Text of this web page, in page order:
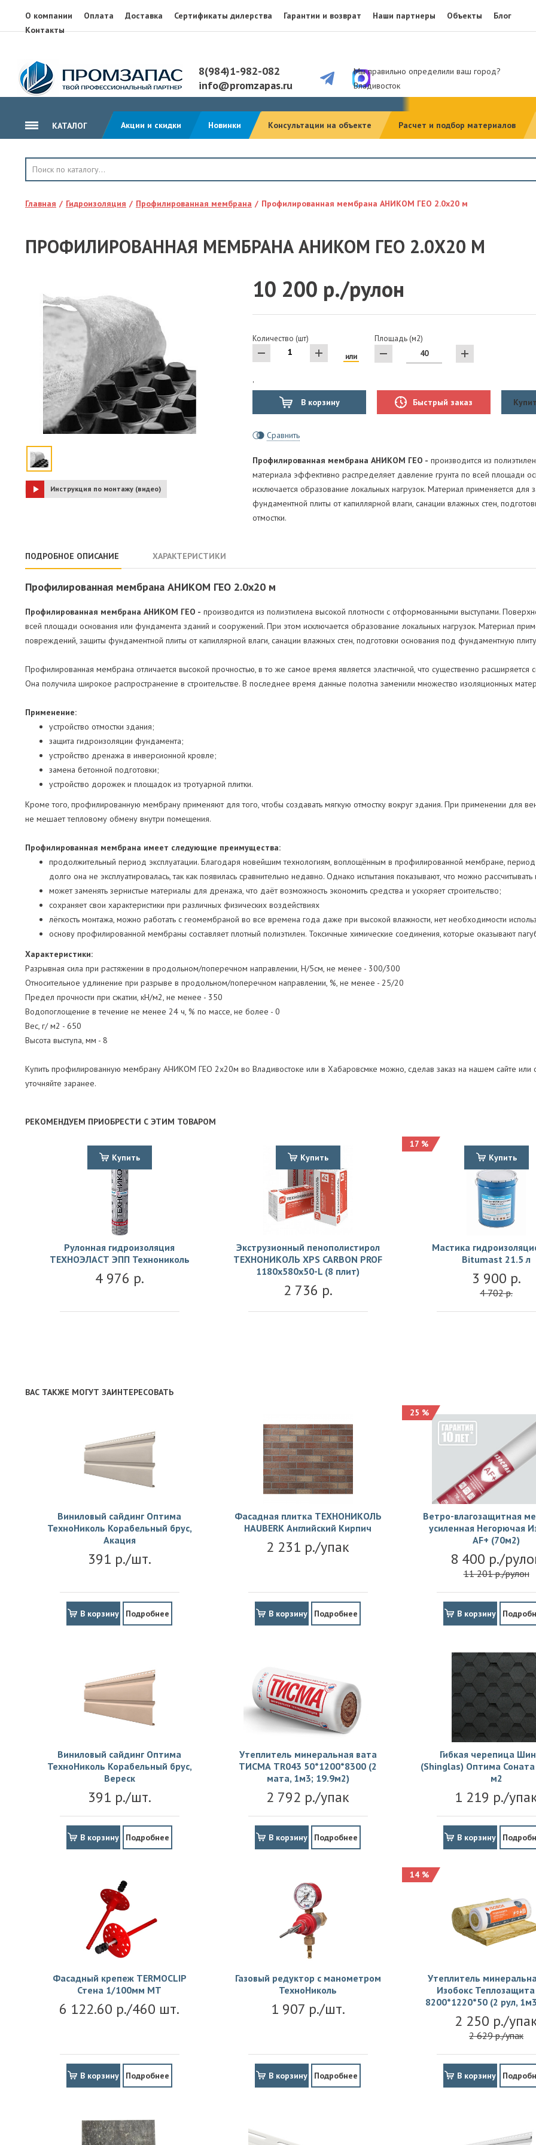
О компании Оплата Доставка Сертификаты дилерства Гарантии и возврат Наши партнеры Объекты
Блог
Контакты
8(984)1-982-082
info@promzapas.ru
Мы правильно определили ваш город?
Владивосток
КАТАЛОГ Акции и скидки Новинки Консультации на объекте Расчет и подбор материалов
ГИДРОИЗОЛЯЦИЯ
ТЕПЛОИЗОЛЯЦИЯ
КЛЕЙ, ПЕНА, ГЕРМЕТИКИ
ОГНЕЗАЩИТА, МАТЫ
СТРОИТЕЛЬНАЯ ХИМИЯ
КРЕПЕЖИ
ГИДРОШПОНКИ
Главная Гидроизоляция Профилированная мембрана Профилированная мембрана АНИКОМ ГЕО 2.0х20 м
ПРОФИЛИРОВАННАЯ МЕМБРАНА АНИКОМ ГЕО 2.0Х20 М
Инструкция по монтажу (видео)
10 200 р./рулон
Количество (шт)
или
Площадь (м2)
'
В корзину Быстрый заказ
Сравнить
Профилированная мембрана АНИКОМ ГЕО - производится из
материала эффективно распределяет давление грунта по всей площади
исключается образование локальных нагрузок. Материал применяется
фундаментной плиты от капиллярной влаги, санации влажных стен,
отмостки.
ПОДРОБНОЕ ОПИСАНИЕ ХАРАКТЕРИСТИКИ
Профилированная мембрана АНИКОМ ГЕО 2.0х20 м
Профилированная мембрана АНИКОМ ГЕО - производится из полиэтилена высокой плотности с отформованными выступами.
всей площади основания или фундамента зданий и сооружений. При этом исключается образование локальных нагрузок. Материал
повреждений, защиты фундаментной плиты от капиллярной влаги, санации влажных стен, подготовки основания под фундаментную
Профилированная мембрана отличается высокой прочностью, в то же самое время является эластичной, что существенно расширяется
Она получила широкое распространение в строительстве. В последнее время данные полотна заменили множество изоляционных
Применение:
устройство отмостки здания;
защита гидроизоляции фундамента;
устройство дренажа в инверсионной кровле;
замена бетонной подготовки;
устройство дорожек и площадок из тротуарной плитки.
Кроме того, профилированную мембрану применяют для того, чтобы создавать мягкую отмостку вокруг здания. При применении для
не мешает тепловому обмену внутри помещения.
Профилированная мембрана имеет следующие преимущества:
продолжительный период эксплуатации. Благодаря новейшим технологиям, воплощённым в профилированной мембране, период
долго она не эксплуатировалась, так как появилась сравнительно недавно. Однако испытания показывают, что можно рассчитывать
может заменять зернистые материалы для дренажа, что даёт возможность экономить средства и ускоряет строительство;
сохраняет свои характеристики при различных физических воздействиях
лёгкость монтажа, можно работать с геомембраной во все времена года даже при высокой влажности, нет необходимости
основу профилированной мембраны составляет плотный полиэтилен. Токсичные химические соединения, которые оказывают
Характеристики:
Разрывная сила при растяжении в продольном/поперечном направлении, Н/5см, не менее - 300/300
Относительное удлинение при разрыве в продольном/поперечном направлении, %, не менее - 25/20
Предел прочности при сжатии, кН/м2, не менее - 350
Водопоглощение в течение не менее 24 ч, % по массе, не более - 0
Вес, г/ м2 - 650
Высота выступа, мм - 8
Купить профилированную мембрану АНИКОМ ГЕО 2х20м во Владивостоке или в Хабаровсмке можно, сделав заказ на нашем сайте
уточняйте заранее.
РЕКОМЕНДУЕМ ПРИОБРЕСТИ С ЭТИМ ТОВАРОМ
Рулонная гидроизоляция
ТЕХНОЭЛАСТ ЭПП Технониколь
4 976 р.
Купить
Экструзионный пенополистирол
ТЕХНОНИКОЛЬ XPS CARBON PROF
1180х580х50-L (8 плит)
2 736 р.
Купить
17 %
Мастика
Bitumast 21.5 л
3 900 р.
4 702 р.
Купить
ВАС ТАКЖЕ МОГУТ ЗАИНТЕРЕСОВАТЬ
Виниловый сайдинг Оптима
ТехноНиколь Корабельный брус,
Акация
391 р./шт.
В корзину Подробнее
Фасадная плитка ТЕХНОНИКОЛЬ
HAUBERK Английский Кирпич
2 231 р./упак
В корзину Подробнее
25 %
Ветро-влагозащитная
усиленная Негорючая
АF+ (70м2)
8 400 р./
11 201 р./рулон
В корзину
Виниловый сайдинг Оптима
ТехноНиколь Корабельный брус,
Вереск
391 р./шт.
В корзину Подробнее
Утеплитель минеральная вата
ТИСМА TR043 50*1200*8300 (2
мата, 1м3; 19.9м2)
2 792 р./упак
В корзину Подробнее
Гибкая черепица
(Shinglas) Оптима Соната
м2
1 219 р./
В корзину
Фасадный крепеж TERMOCLIP
Стена 1/100мм MT
6 122.60 р./460 шт.
В корзину Подробнее
Газовый редуктор с манометром
ТехноНиколь
1 907 р./шт.
В корзину Подробнее
14 %
Утеплитель
Изобокс Теплозащита
8200*1220*50 (2 рул,
2 250 р./
2 629 р./упак
В корзину